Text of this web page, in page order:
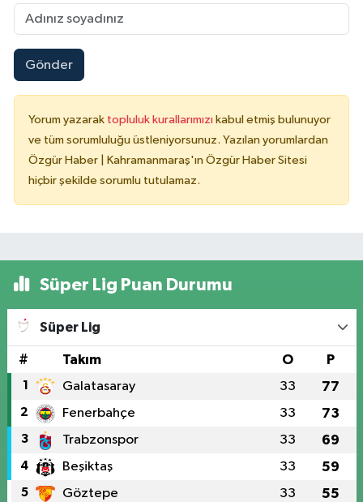
Gönder
Yorum yazarak topluluk kurallarımızı kabul etmiş bulunuyor
ve tüm sorumluluğu üstleniyorsunuz. Yazılan yorumlardan
Özgür Haber | Kahramanmaraş'ın Özgür Haber Sitesi
hiçbir şekilde sorumlu tutulamaz.
Süper Lig Puan Durumu
Süper Lig
# Takım O P
1 Galatasaray 33 77
2 Fenerbahçe 33 73
3 Trabzonspor 33 69
4 Beşiktaş 33 59
5 Göztepe 33 55